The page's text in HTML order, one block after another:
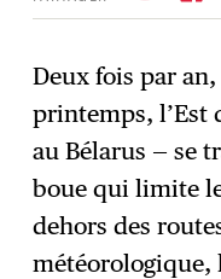
→ S'abonner
Deux fois par an,
printemps, l’Est
au Bélarus — se
boue qui limite
dehors des
météorologique,